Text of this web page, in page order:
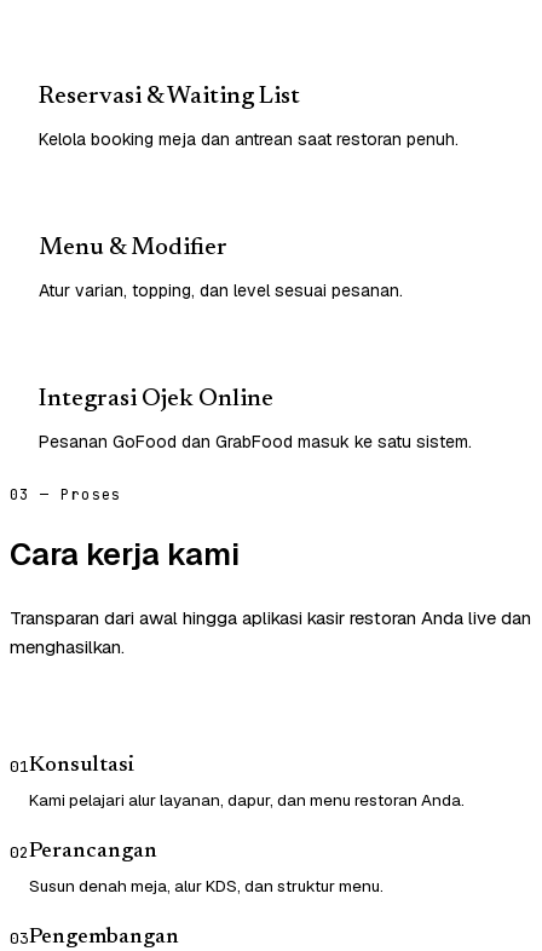
Reservasi & Waiting List
Kelola booking meja dan antrean saat restoran penuh.
Menu & Modifier
Atur varian, topping, dan level sesuai pesanan.
Integrasi Ojek Online
Pesanan GoFood dan GrabFood masuk ke satu sistem.
03 — Proses
Cara kerja kami
Transparan dari awal hingga aplikasi kasir restoran Anda live dan
menghasilkan.
01Konsultasi
Kami pelajari alur layanan, dapur, dan menu restoran Anda.
02Perancangan
Susun denah meja, alur KDS, dan struktur menu.
03Pengembangan